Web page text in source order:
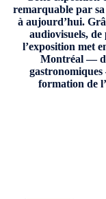
remarquable par sa
à aujourd’hui.
audiovisuels, de
l’exposition met
Montréal —
formation de